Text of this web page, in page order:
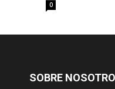
0
SOBRE